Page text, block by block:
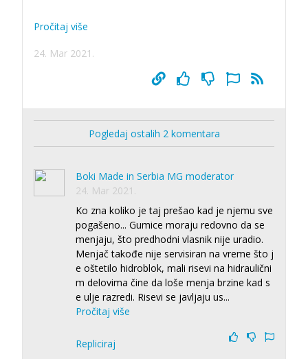
Pročitaj više
24. Mar 2021.
Pogledaj ostalih 2 komentara
Boki Made in Serbia MG moderator
24. Mar 2021.
Ko zna koliko je taj prešao kad je njemu sve
pogašeno... Gumice moraju redovno da se
menjaju, što predhodni vlasnik nije uradio.
Menjač takođe nije servisiran na vreme što j
e oštetilo hidroblok, mali risevi na hidraulični
m delovima čine da loše menja brzine kad s
e ulje razredi. Risevi se javljaju us...
Pročitaj više
Repliciraj